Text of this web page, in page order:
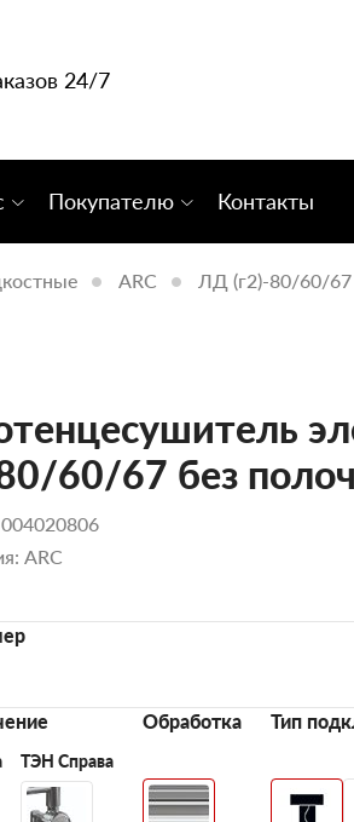
24/7
Покупателю Контакты
ARC ЛД (г2)-80/60/67
60/67 без
ARC
ТЭН Справа
Обработка Тип